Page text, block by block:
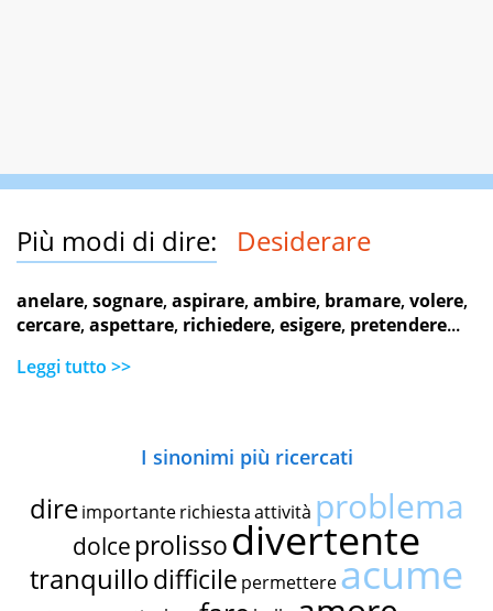
Più modi di dire: Desiderare
anelare,sognare,aspirare,ambire, bramare,volere,
cercare,aspettare, richiedere,esigere, pretendere...
Leggi tutto >>
I sinonimi più ricercati
dire importante richiestaattività problema
dolce prolissodivertente
tranquillodifficile permettereacume